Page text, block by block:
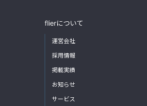
flierについて
運営会社
採用情報
掲載実績
お知らせ
サービス